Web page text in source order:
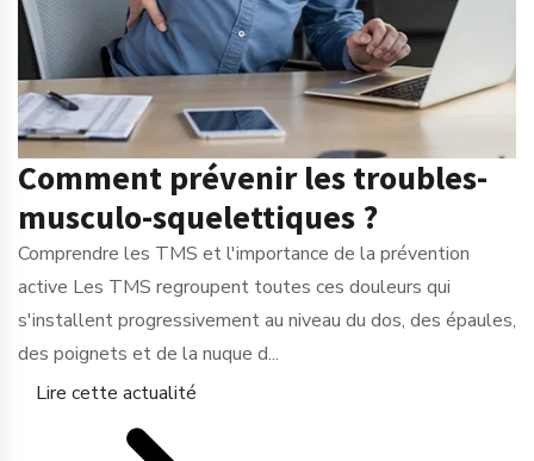
Comment prévenir les troubles-
musculo-squelettiques ?
Comprendre les TMS et l'importance de la prévention
active Les TMS regroupent toutes ces douleurs qui
s'installent progressivement au niveau du dos, des épaules,
des poignets et de la nuque d...
Lire cette actualité